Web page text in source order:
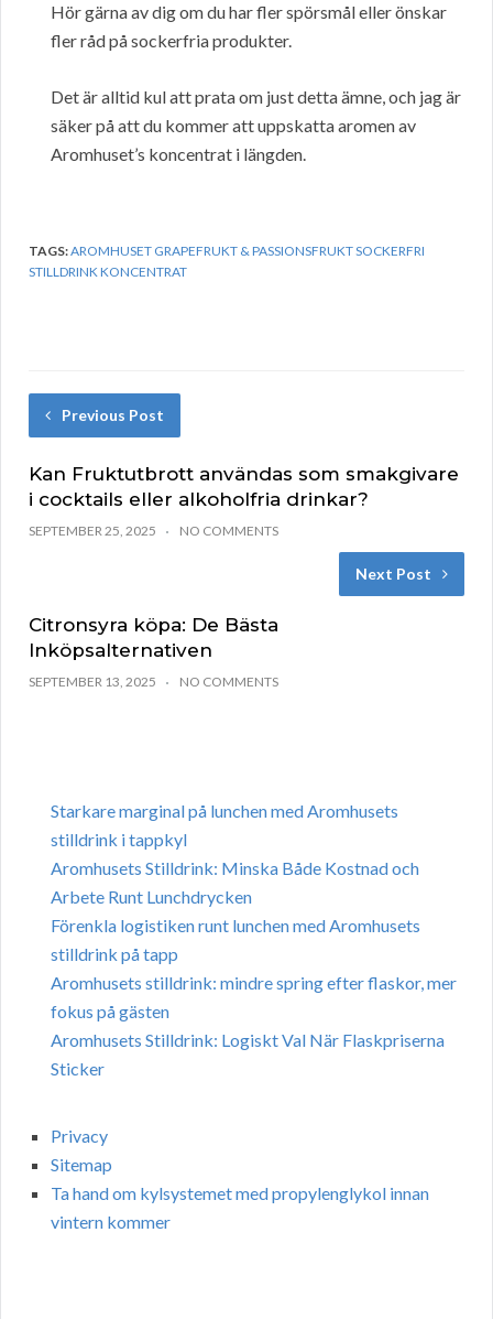
Hör gärna av dig om du har fler spörsmål eller önskar
fler råd på sockerfria produkter.
Det är alltid kul att prata om just detta ämne, och jag är
säker på att du kommer att uppskatta aromen av
Aromhuset’s koncentrat i längden.
TAGS:AROMHUSET GRAPEFRUKT & PASSIONSFRUKT SOCKERFRI
STILLDRINK KONCENTRAT
Previous Post
Kan Fruktutbrott användas som smakgivare
i cocktails eller alkoholfria drinkar?
SEPTEMBER 25, 2025 NO COMMENTS
Next Post
Citronsyra köpa: De Bästa
Inköpsalternativen
SEPTEMBER 13, 2025 NO COMMENTS
Starkare marginal på lunchen med Aromhusets
stilldrink i tappkyl
Aromhusets Stilldrink: Minska Både Kostnad och
Arbete Runt Lunchdrycken
Förenkla logistiken runt lunchen med Aromhusets
stilldrink på tapp
Aromhusets stilldrink: mindre spring efter flaskor, mer
fokus på gästen
Aromhusets Stilldrink: Logiskt Val När Flaskpriserna
Sticker
Privacy
Sitemap
Ta hand om kylsystemet med propylenglykol innan
vintern kommer